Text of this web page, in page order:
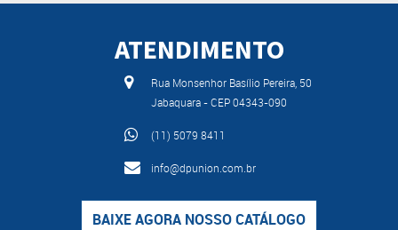
ATENDIMENTO
Rua Monsenhor Basílio Pereira, 50
Jabaquara - CEP 04343-090
(11) 5079 8411
info@dpunion.com.br
BAIXE AGORA NOSSO CATÁLOGO